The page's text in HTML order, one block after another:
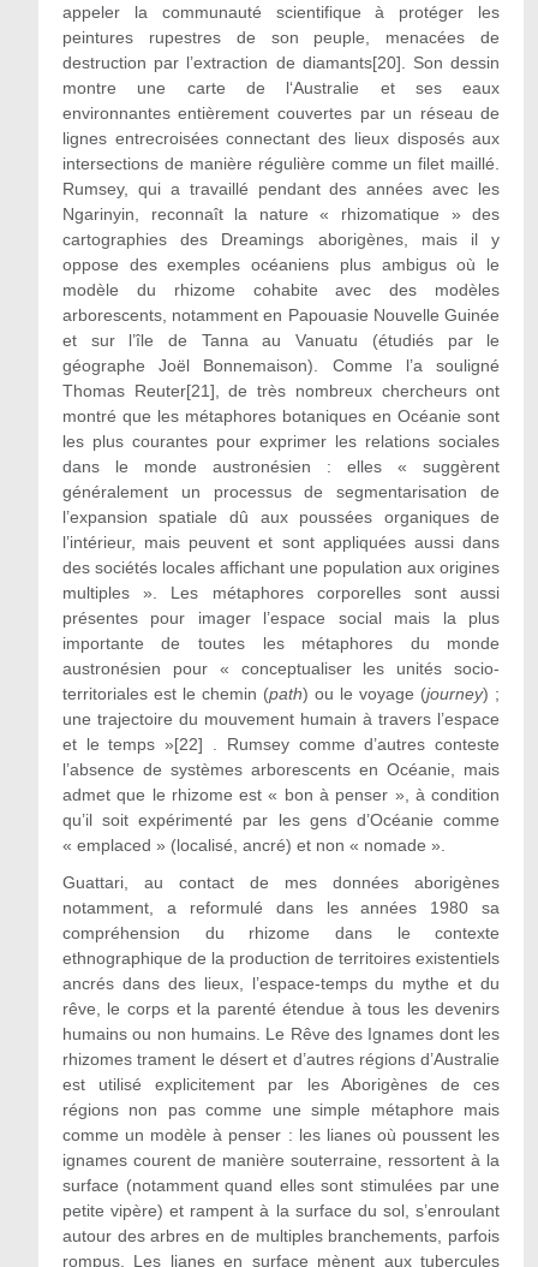
appeler la communauté scientifique à protéger les
peintures rupestres de son peuple, menacées de
destruction par l’extraction de diamants[20]. Son dessin
montre une carte de l‘Australie et ses eaux
environnantes entièrement couvertes par un réseau de
lignes entrecroisées connectant des lieux disposés aux
intersections de manière régulière comme un filet maillé.
Rumsey, qui a travaillé pendant des années avec les
Ngarinyin, reconnaît la nature « rhizomatique » des
cartographies des Dreamings aborigènes, mais il y
oppose des exemples océaniens plus ambigus où le
modèle du rhizome cohabite avec des modèles
arborescents, notamment en Papouasie Nouvelle Guinée
et sur l’île de Tanna au Vanuatu (étudiés par le
géographe Joël Bonnemaison). Comme l’a souligné
Thomas Reuter[21], de très nombreux chercheurs ont
montré que les métaphores botaniques en Océanie sont
les plus courantes pour exprimer les relations sociales
dans le monde austronésien : elles « suggèrent
généralement un processus de segmentarisation de
l’expansion spatiale dû aux poussées organiques de
l’intérieur, mais peuvent et sont appliquées aussi dans
des sociétés locales affichant une population aux origines
multiples ». Les métaphores corporelles sont aussi
présentes pour imager l’espace social mais la plus
importante de toutes les métaphores du monde
austronésien pour « conceptualiser les unités socio-
territoriales est le chemin (path) ou le voyage (journey) ;
une trajectoire du mouvement humain à travers l’espace
et le temps »[22] . Rumsey comme d’autres conteste
l’absence de systèmes arborescents en Océanie, mais
admet que le rhizome est « bon à penser », à condition
qu’il soit expérimenté par les gens d’Océanie comme
« emplaced » (localisé, ancré) et non « nomade ».
Guattari, au contact de mes données aborigènes
notamment, a reformulé dans les années 1980 sa
compréhension du rhizome dans le contexte
ethnographique de la production de territoires existentiels
ancrés dans des lieux, l’espace-temps du mythe et du
rêve, le corps et la parenté étendue à tous les devenirs
humains ou non humains. Le Rêve des Ignames dont les
rhizomes trament le désert et d’autres régions d’Australie
est utilisé explicitement par les Aborigènes de ces
régions non pas comme une simple métaphore mais
comme un modèle à penser : les lianes où poussent les
ignames courent de manière souterraine, ressortent à la
surface (notamment quand elles sont stimulées par une
petite vipère) et rampent à la surface du sol, s’enroulant
autour des arbres en de multiples branchements, parfois
rompus. Les lianes en surface mènent aux tubercules